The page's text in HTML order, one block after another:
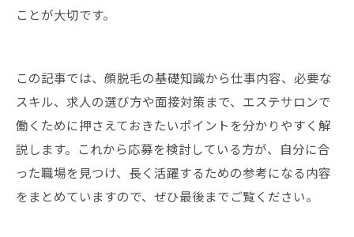
ことが大切です。
この記事では、顔脱毛の基礎知識から仕事内容、必要な
スキル、求人の選び方や面接対策まで、エステサロンで
働くために押さえておきたいポイントを分かりやすく解
説します。これから応募を検討している方が、自分に合
った職場を見つけ、長く活躍するための参考になる内容
をまとめていますので、ぜひ最後までご覧ください。